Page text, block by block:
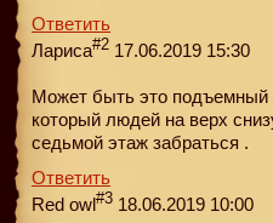
Ответить
Лариса#2 17.06.2019 15:30
Может быть это
который людей на верх
седьмой этаж забраться .
Ответить
Red owl#3 18.06.2019 10:00